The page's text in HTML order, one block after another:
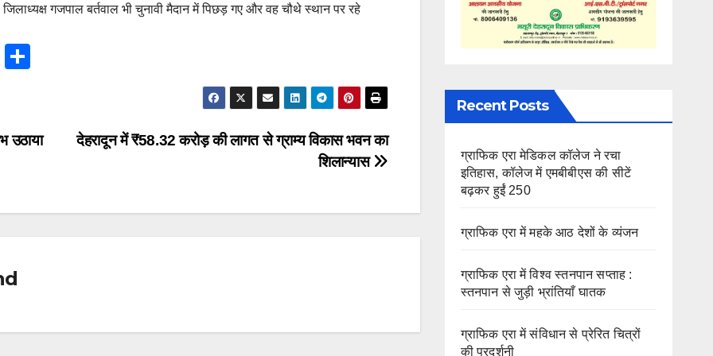
गजपाल बर्तवाल भी चुनावी मैदान में पिछड़ गए और वह चौथे स्थान पर रहे
T
e
देहरादून में ₹58.32 करोड़ की लागत से ग्राम्य विकास भवन का
शिलान्यास
उठाया
Recent Posts
ग्राफिक एरा मेडिकल कॉलेज ने रचा
इतिहास, कॉलेज में एमबीबीएस की सीटें
बढ़कर हुईं 250
ग्राफिक एरा में महके आठ देशों के व्यंजन
ग्राफिक एरा में विश्व स्तनपान सप्ताह :
स्तनपान से जुड़ी भ्रांतियाँ घातक
ग्राफिक एरा में संविधान से प्रेरित चित्रों
की प्रदर्शनी